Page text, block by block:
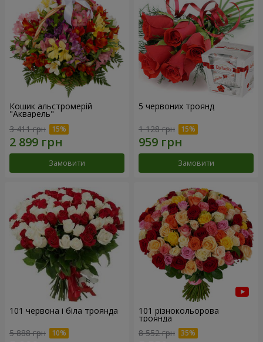
Кошик альстромерій
"Акварель"
3 411 грн
Замовити
5 червоних троянд
1 128 грн
Замовити
101 червона і біла троянда
5 888 грн
101 різнокольорова
троянда
8 552 грн